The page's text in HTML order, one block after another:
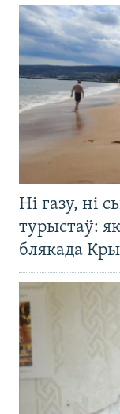
Ні газу, ні
турыстаў:
блякада